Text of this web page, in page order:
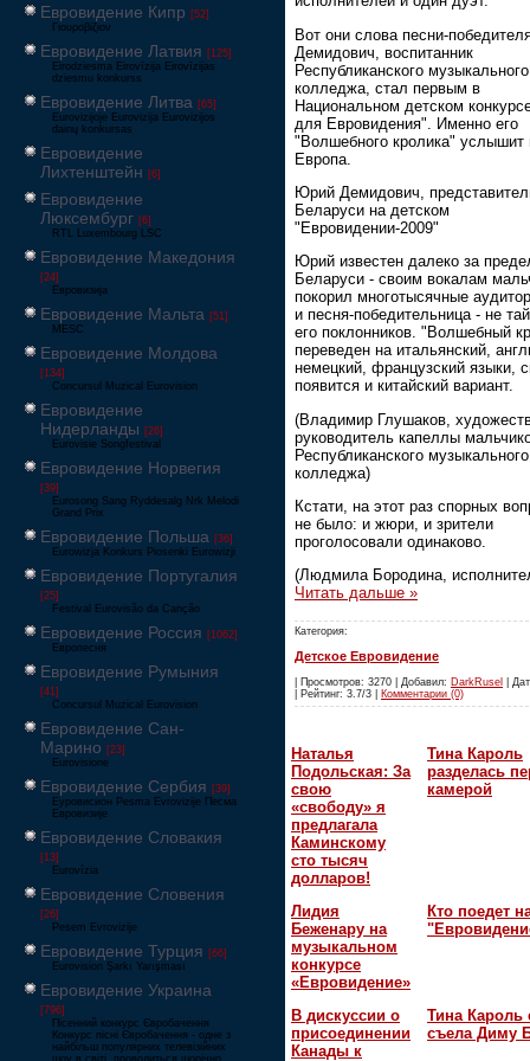
Евровидение Кипр [52]
Γιουροβίζιον
Евровидение Латвия [125]
Eirodziesma Eirovīzija Eirovīzijas
dziesmu konkurss
Евровидение Литва [65]
Eurovizijoje Eurovizija Eurovizijos
dainų konkursas
Евровидение
Лихтенштейн [6]
Евровидение
Люксембург [6]
RTL Luxembourg LSC
Евровидение Македония
[24]
Евровизија
Евровидение Мальта [51]
MESC
Евровидение Молдова
[134]
Concursul Muzical Eurovision
Евровидение
Нидерланды [26]
Eurovisie Songfestival
Евровидение Норвегия
[39]
Eurosong Sang Ryddesalg Nrk Melodi
Grand Prix
Евровидение Польша [36]
Eurowizja Konkurs Piosenki Eurowizji
Евровидение Португалия
[25]
Festival Eurovisão da Canção
Евровидение Россия [1062]
Европесня
Евровидение Румыния
[41]
Concursul Muzical Eurovision
Евровидение Сан-
Марино [23]
Eurovisione
Евровидение Сербия [39]
Еуровисион Pesma Evrovizije Песма
Евровизије
Евровидение Словакия
[13]
Eurovízia
Евровидение Словения
[26]
Pesem Evrovizije
Евровидение Турция [66]
Eurovision Şarkı Yarışması
Евровидение Украина
[796]
Пісенний конкурс Євробачення
Конкурс пісні Євробачення - одне з
найбільш популярних телевізійних
шоу в світі, проводиться щорічно,
Вот они слова песни-
Демидович, воспитанник
Республиканского музыкального
колледжа, стал первым в
Национальном детском
для Евровидения". Именно его
"Волшебного кролика" услышит
Европа.
Юрий Демидович,
Беларуси на детском
"Евровидении-2009"
Юрий известен далеко за
Беларуси - своим вокалам
покорил многотысячные
и песня-победительница - не
его поклонников. "Волшебный
переведен на итальянский,
немецкий, французский языки,
появится и китайский вариант.
(Владимир Глушаков,
руководитель капеллы
Республиканского музыкального
колледжа)
Кстати, на этот раз спорных
не было: и жюри, и зрители
проголосовали одинаково.
(Людмила Бородина,
Читать дальше »
Категория:
Детское Евровидение
| Просмотров: 3270 | Добавил: DarkRusel
|
| Рейтинг: 3.7/3 | Комментарии (0)
Наталья
Подольская: За
свою
«свободу» я
предлагала
Каминскому
сто тысяч
долларов!
Тина Кароль
разделась
камерой
Лидия
Беженару на
музыкальном
конкурсе
«Евровидение»
Кто поедет
В дискуссии о
присоединении
Канады к
Тина Кароль
съела Диму